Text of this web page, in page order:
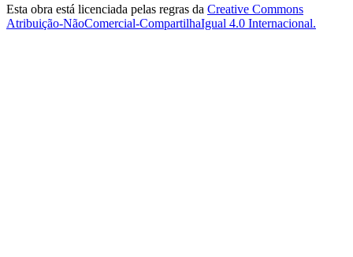
Esta obra está licenciada pelas regras da Creative Commons
Atribuição-NãoComercial-CompartilhaIgual 4.0 Internacional.